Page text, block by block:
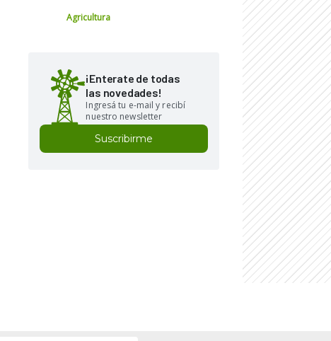
Agricultura
¡Enterate de todas
las novedades!
Ingresá tu e-mail y recibí
nuestro newsletter
Suscribirme